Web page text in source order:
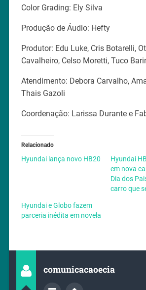
Color Grading: Ely Silva
Produção de Áudio: Hefty
Produtor: Edu Luke, Cris Botarelli,
Cavalheiro, Celso Moretti, Tuco
Atendimento: Debora Carvalho,
Thais Gazoli
Coordenação: Larissa Durante e
Relacionado
Hyundai lança novo HB20
Hyundai
em nova
Dia dos
carro que
Hyundai e Globo fazem
parceria inédita em novela
comunicacaoecia